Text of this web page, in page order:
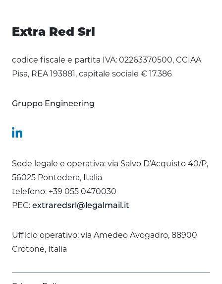
Extra Red Srl
codice fiscale e partita IVA: 02263370500, CCIAA
Pisa, REA 193881, capitale sociale € 17.386
Gruppo Engineering
Sede legale e operativa: via Salvo D’Acquisto 40/P,
56025 Pontedera, Italia
telefono: +39 055 0470030
PEC: extraredsrl@legalmail.it
Ufficio operativo: via Amedeo Avogadro, 88900
Crotone, Italia